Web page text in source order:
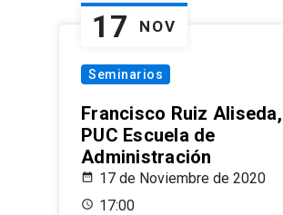
17 NOV
Seminarios
Francisco Ruiz Aliseda,
PUC Escuela de
Administración
17 de Noviembre de 2020
17:00